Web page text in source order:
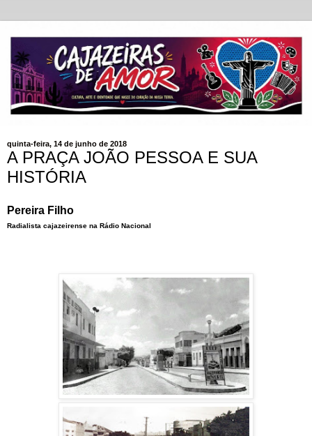
quinta-feira, 14 de junho de 2018
A PRAÇA JOÃO PESSOA E SUA
HISTÓRIA
Pereira Filho
Radialista cajazeirense na Rádio Nacional